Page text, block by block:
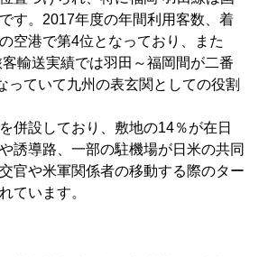
す。2017年度の年間利用客数、着
空港で第4位となっており、また
輸送実績では羽田～福岡間が二番
っていて九州の表玄関としての役割
併設しており、敷地の14％が在日
誘導路、一部の駐機場が日米の共同
官や米軍関係者の移動する際のター
ています。